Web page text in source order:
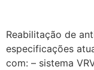
Reabilitação de
especificações
com: – sistema